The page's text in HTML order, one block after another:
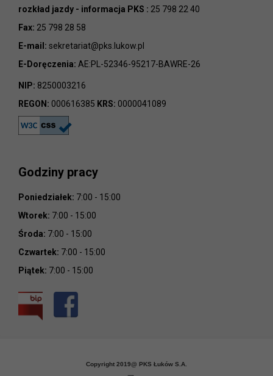
rozkład jazdy - informacja PKS : 25 798 22 40
Fax: 25 798 28 58
E-mail: sekretariat@pks.lukow.pl
E-Doręczenia: AE:PL-52346-95217-BAWRE-26
NIP: 8250003216
REGON: 000616385 KRS: 0000041089
Godziny pracy
Poniedziałek: 7:00 - 15:00
Wtorek: 7:00 - 15:00
Środa: 7:00 - 15:00
Czwartek: 7:00 - 15:00
Piątek: 7:00 - 15:00
Copyright 2019@ PKS Łuków S.A.